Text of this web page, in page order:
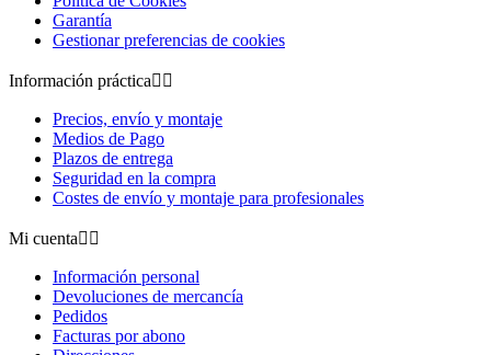
Garantía
Gestionar preferencias de cookies
Información práctica 
Precios, envío y montaje
Medios de Pago
Plazos de entrega
Seguridad en la compra
Costes de envío y montaje para profesionales
Mi cuenta 
Información personal
Devoluciones de mercancía
Pedidos
Facturas por abono